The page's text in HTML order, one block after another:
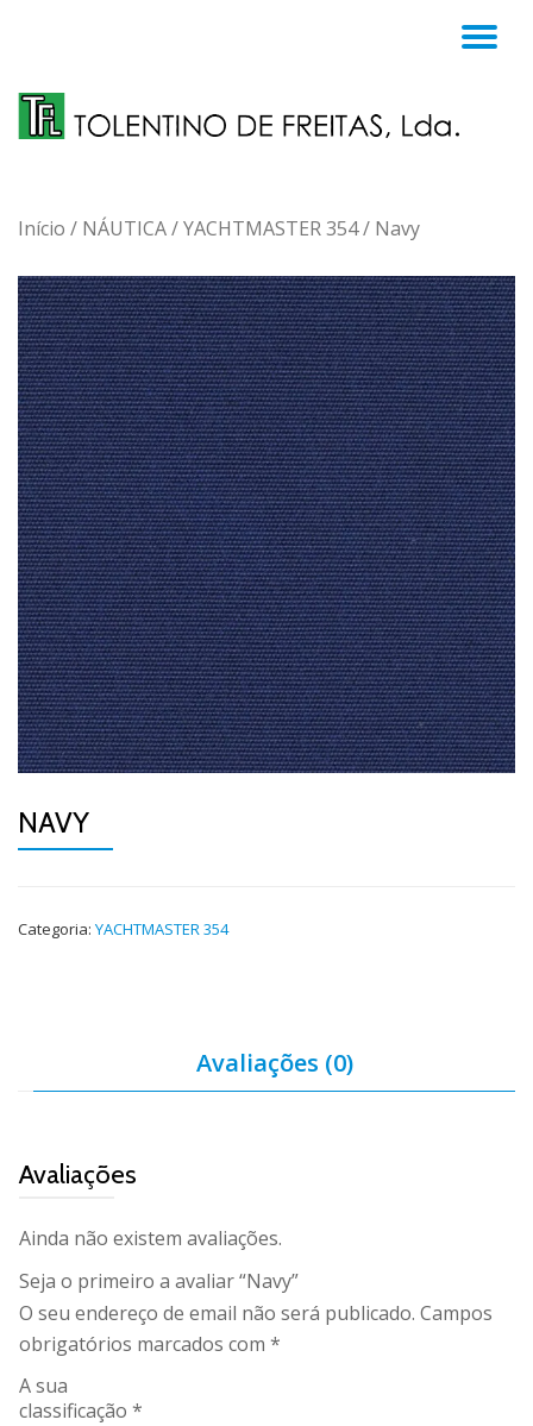
content
Início / NÁUTICA/YACHTMASTER 354/ Navy
NAVY
Categoria: YACHTMASTER 354
Avaliações (0)
Avaliações
Ainda não existem avaliações.
Seja o primeiro a avaliar “Navy”
O seu endereço de email não será publicado. Campos
obrigatórios marcados com *
A sua
classificação *